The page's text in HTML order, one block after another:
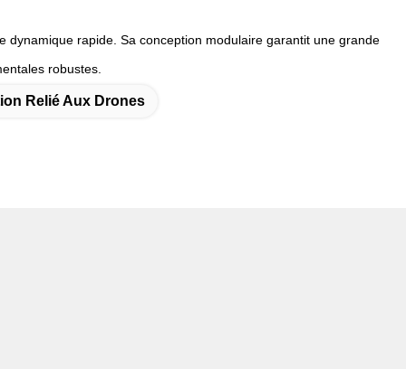
rapide. Sa conception modulaire garantit une grande
robustes.
Relié Aux Drones